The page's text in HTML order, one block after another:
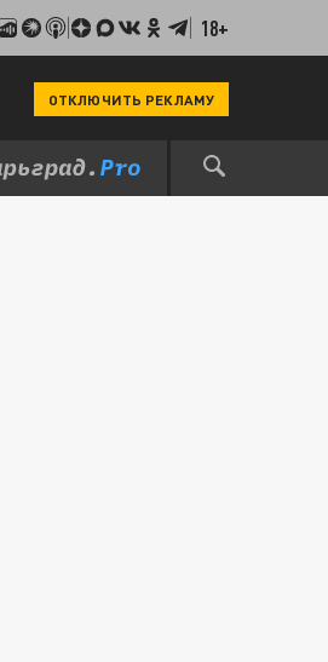
18+
ОТКЛЮЧИТЬ РЕКЛАМУ